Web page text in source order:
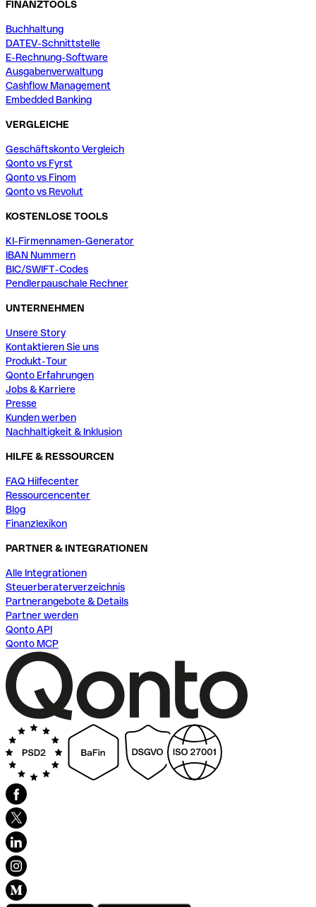
FINANZTOOLS
Buchhaltung
DATEV-Schnittstelle
E-Rechnung-Software
Ausgabenverwaltung
Cashflow Management
Embedded Banking
VERGLEICHE
Geschäftskonto Vergleich
Qonto vs Fyrst
Qonto vs Finom
Qonto vs Revolut
KOSTENLOSE TOOLS
KI-Firmennamen-Generator
IBAN Nummern
BIC/SWIFT-Codes
Pendlerpauschale Rechner
UNTERNEHMEN
Unsere Story
Kontaktieren Sie uns
Produkt-Tour
Qonto Erfahrungen
Jobs & Karriere
Presse
Kunden werben
Nachhaltigkeit & Inklusion
HILFE & RESSOURCEN
FAQ Hilfecenter
Ressourcencenter
Blog
Finanzlexikon
PARTNER & INTEGRATIONEN
Alle Integrationen
Steuerberaterverzeichnis
Partnerangebote & Details
Partner werden
Qonto API
Qonto MCP